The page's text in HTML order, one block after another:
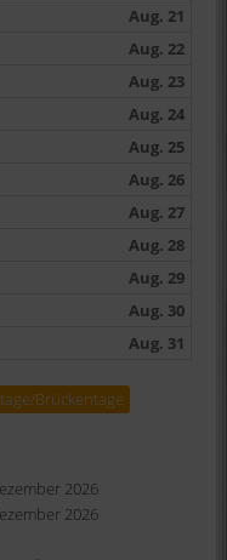
Aug. 21
Aug. 22
Aug. 23
Aug. 24
Aug. 25
Aug. 26
Aug. 27
Aug. 28
Aug. 29
Aug. 30
Aug. 31
Brückentage
2026
2026